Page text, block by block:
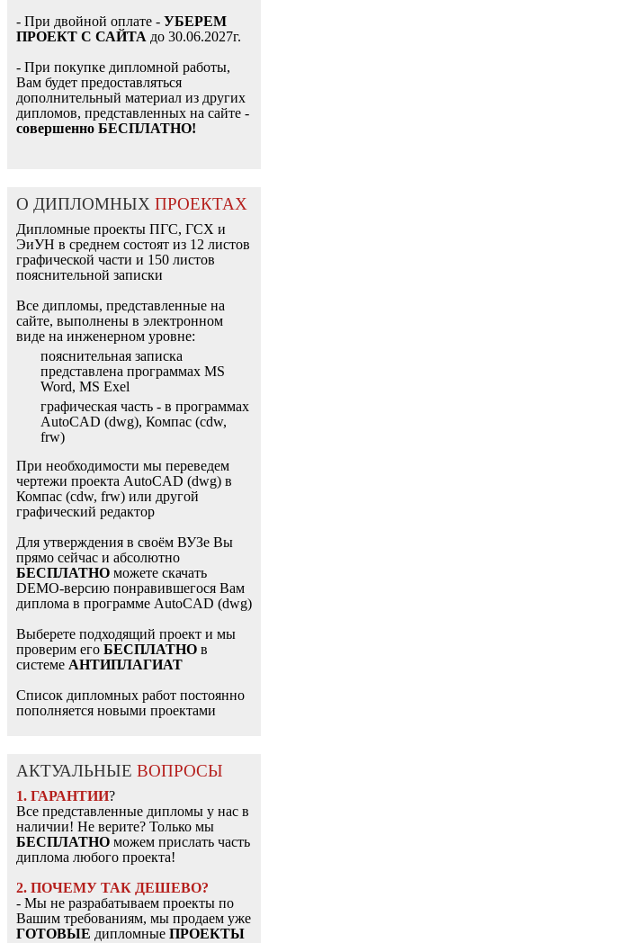
- При двойной оплате - УБЕРЕМ
ПРОЕКТ С САЙТА до 30.06.2027г.
- При покупке дипломной работы,
Вам будет предоставляться
дополнительный материал из других
дипломов, представленных на сайте -
совершенно БЕСПЛАТНО!
О ДИПЛОМНЫХ ПРОЕКТАХ
Дипломные проекты ПГС, ГСХ и
ЭиУН в среднем состоят из 12 листов
графической части и 150 листов
пояснительной записки
Все дипломы, представленные на
сайте, выполнены в электронном
виде на инженерном уровне:
пояснительная записка
представлена программах MS
Word, MS Exel
графическая часть - в программах
AutoCAD (dwg), Компас (cdw,
frw)
При необходимости мы переведем
чертежи проекта AutoCAD (dwg) в
Компас (cdw, frw) или другой
графический редактор
Для утверждения в своём ВУЗе Вы
прямо сейчас и абсолютно
БЕСПЛАТНО можете скачать
DEMO-версию понравившегося Вам
диплома в программе AutoCAD (dwg)
Выберете подходящий проект и мы
проверим его БЕСПЛАТНО в
системе АНТИПЛАГИАТ
Список дипломных работ постоянно
пополняется новыми проектами
АКТУАЛЬНЫЕ ВОПРОСЫ
1. ГАРАНТИИ?
Все представленные дипломы у нас в
наличии! Не верите? Только мы
БЕСПЛАТНО можем прислать часть
диплома любого проекта!
2. ПОЧЕМУ ТАК ДЕШЕВО?
- Мы не разрабатываем проекты по
Вашим требованиям, мы продаем уже
ГОТОВЫЕ дипломные ПРОЕКТЫ